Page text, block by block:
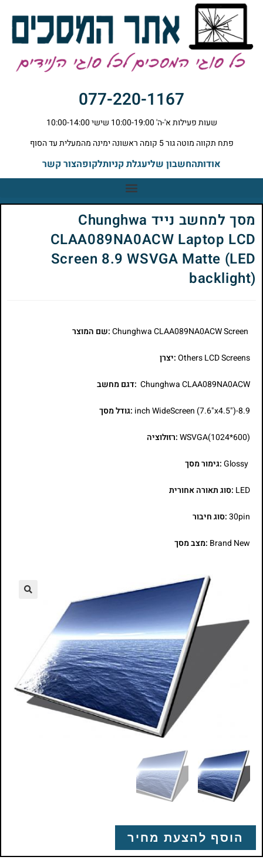
077-220-1167
שעות פעילות א'-ה' 10:00-19:00 שישי 10:00-14:00
פתח תקווה מוטה גור 5 קומה ראשונה ימינה מהמעלית עד הסוף
אודותהחשבון שליעגלת קניותלקופהצור קשר
מסך למחשב נייד Chunghwa
CLAA089NA0ACW Laptop LCD
Screen 8.9 WSVGA Matte (LED
backlight)
:שם המוצר
Others LCD Screens:יצרן
Chunghwa CLAA089NA0ACW :דגם מחשב
8.9-inch WideScreen (7.6"x4.5") :גודל מסך
WSVGA(1024*600):רזולוציה
Glossy:גימור מסך
LED :סוג תאורה אחורית
30pin:סוג חיבור
Brand New :מצב מסך
הוסף להצעת מחיר